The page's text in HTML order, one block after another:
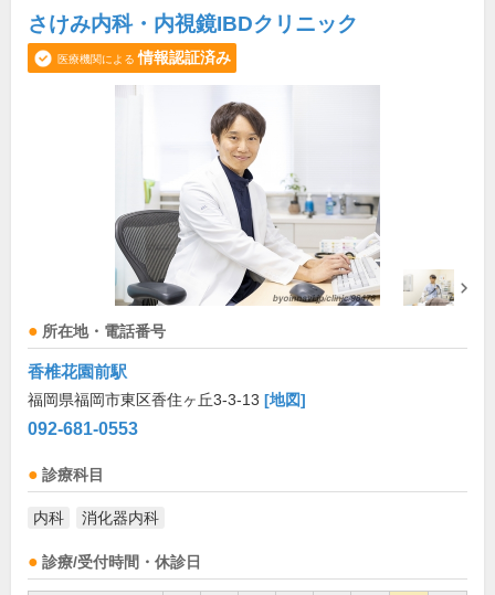
さけみ内科・内視鏡IBDクリニック
医療機関による 情報認証済み
所在地・電話番号
香椎花園前駅
福岡県福岡市東区香住ヶ丘3-3-13 [地図]
092-681-0553
診療科目
内科 消化器内科
診療/受付時間・休診日